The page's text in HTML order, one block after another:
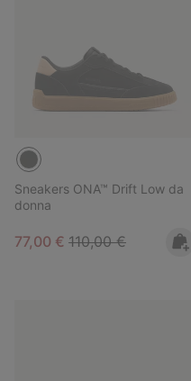
Sneakers ONA™ Drift Low da
donna
Sale price:
77,00 € Regular price:
110,00 €